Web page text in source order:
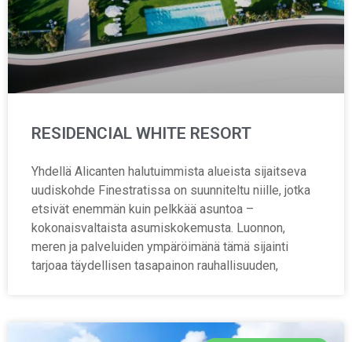
RESIDENCIAL WHITE RESORT
Yhdellä Alicanten halutuimmista alueista sijaitseva
uudiskohde Finestratissa on suunniteltu niille, jotka
etsivät enemmän kuin pelkkää asuntoa –
kokonaisvaltaista asumiskokemusta. Luonnon,
meren ja palveluiden ympäröimänä tämä sijainti
tarjoaa täydellisen tasapainon rauhallisuuden,